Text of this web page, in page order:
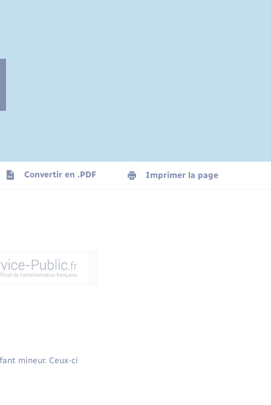
Convertir en .PDF Imprimer la page
mineur. Ceux-ci